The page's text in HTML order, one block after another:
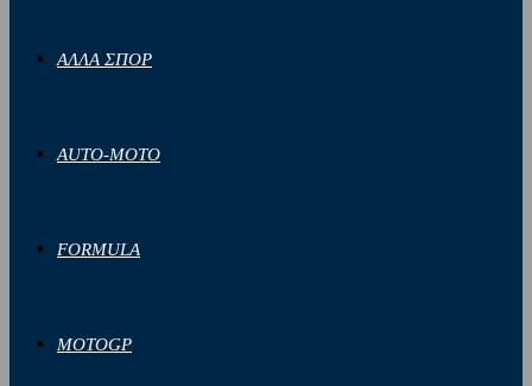
ΑΛΛΑ ΣΠΟΡ
AUTO-MOTO
FORMULA
MOTOGP